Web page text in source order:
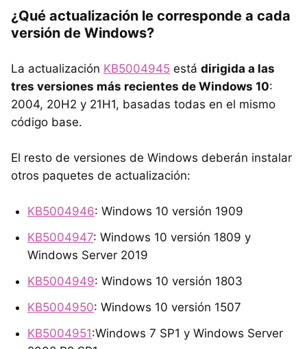
¿Qué actualización le corresponde a cada
versión de Windows?
La actualización KB5004945 está dirigida a las
tres versiones más recientes de Windows 10:
2004, 20H2 y 21H1, basadas todas en el mismo
código base.
El resto de versiones de Windows deberán instalar
otros paquetes de actualización:
KB5004946: Windows 10 versión 1909
KB5004947: Windows 10 versión 1809 y
Windows Server 2019
KB5004949: Windows 10 versión 1803
KB5004950: Windows 10 versión 1507
KB5004951:Windows 7 SP1 y Windows Server